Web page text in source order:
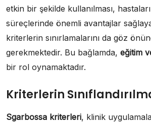
etkin bir şekilde kullanılması,
süreçlerinde önemli avantajlar
kriterlerin sınırlamalarını da göz
gerekmektedir. Bu bağlamda, eğitim
bir rol oynamaktadır.
Kriterlerin
Sgarbossa kriterleri, klinik